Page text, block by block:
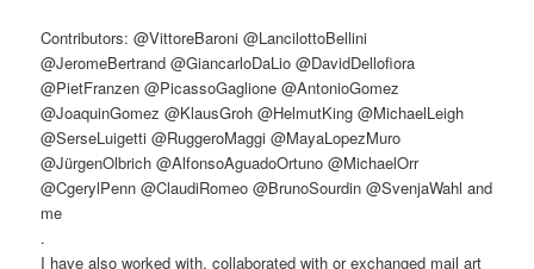
Contributors: @VittoreBaroni @LancilottoBellini
@JeromeBertrand @GiancarloDaLio @DavidDellofiora
@PietFranzen @PicassoGaglione @AntonioGomez
@JoaquinGomez @KlausGroh @HelmutKing @MichaelLeigh
@SerseLuigetti @RuggeroMaggi @MayaLopezMuro
@JürgenOlbrich @AlfonsoAguadoOrtuno @MichaelOrr
@CgerylPenn @ClaudiRomeo @BrunoSourdin @SvenjaWahl and
me
.
I have also worked with, collaborated with or exchanged mail art